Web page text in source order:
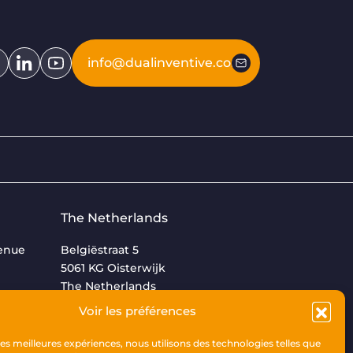
Voir les préférences
meilleures expériences, nous utilisons des technologies telles que
info@dualinventive.com
The Netherlands
Belgiëstraat 5
5061 KG Oisterwijk
The Netherlands
+31 (0)13 533 9969